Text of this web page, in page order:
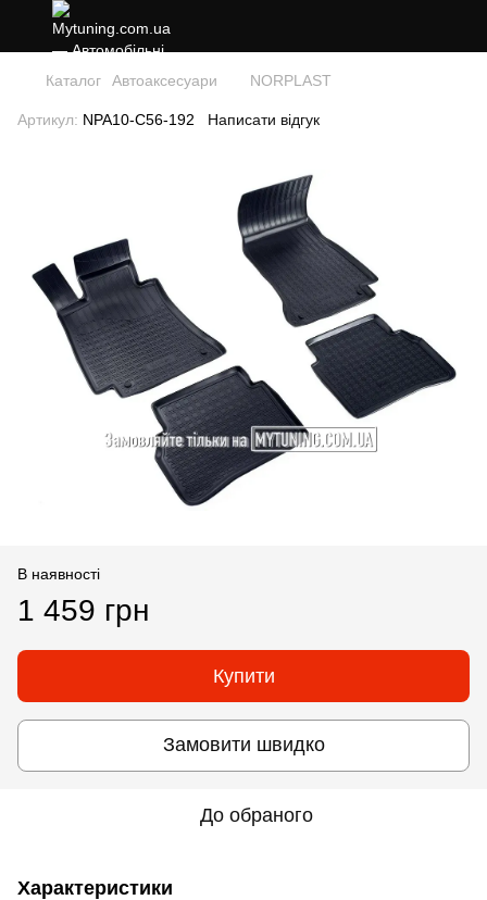
Каталог Автоаксесуари NORPLAST
Артикул: NPA10-C56-192 Написати відгук
В наявності
1 459 грн
Купити
Замовити швидко
До обраного
Характеристики